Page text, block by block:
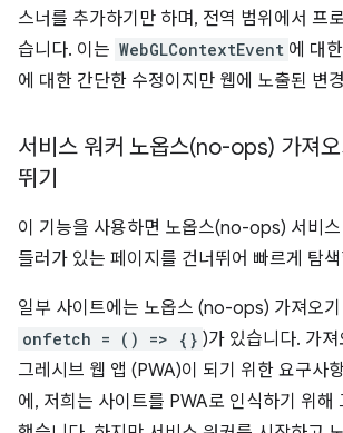
스너를 추가하기만 하며, 전역 범위에서 프
습니다. 이는 WebGLContextEvent 에 대
에 대한 간단한 수정이지만 웹에 노출된 변
서비스 워커 노옵스(no-ops) 가져
뛰기
이 기능을 사용하면 노옵스(no-ops) 서비
들러가 있는 페이지를 건너뛰어 빠르게 탐
일부 사이트에는 노옵스 (no-ops) 가져오
onfetch = () => {} )가 있습니다. 가
그레시브 웹 앱 (PWA)이 되기 위한 요구사
에, 저희는 사이트를 PWA로 인식하기 위해